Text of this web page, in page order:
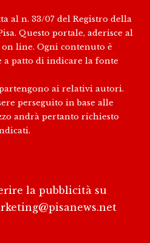
al n. 33/07 del Registro della
Questo portale, aderisce al
line. Ogni contenuto è
patto di indicare la fonte
ai relativi autori.
perseguito in base alle
andrà pertanto richiesto
la pubblicità su